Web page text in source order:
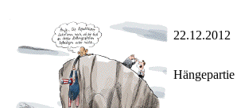
22.12.2012